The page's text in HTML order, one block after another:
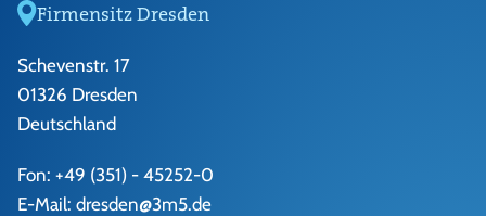
Firmensitz Dresden
Schevenstr. 17
01326 Dresden
Deutschland
Fon: +49 (351) - 45252-0
E-Mail: dresden@3m5.de